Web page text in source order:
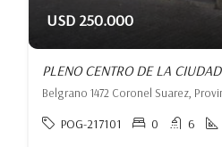
USD 250.000
PLENO CENTRO DE LA CIUDAD
POG-217101 0 6